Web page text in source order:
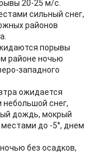
20-25 м/с.
сильный снег,
районов
порывы
районе ночью
западного
ожидается
снег,
дождь, мокрый
до -5°, днем
без осадков,